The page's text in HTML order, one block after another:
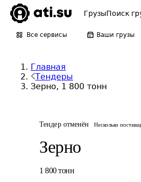
ГрузыПоиск
Все сервисы Ваши грузы
Главная
Тендеры
Зерно, 1 800 тонн
Тендер отменён Несколько
Зерно
1 800 тонн